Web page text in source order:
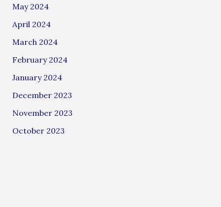
May 2024
April 2024
March 2024
February 2024
January 2024
December 2023
November 2023
October 2023